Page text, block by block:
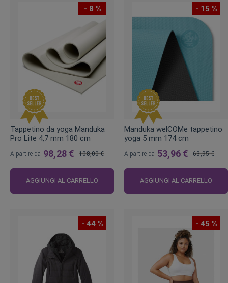
- 8 %
Tappetino da yoga Manduka
Pro Lite 4,7 mm 180 cm
A partire da 98,28 €
regolare
108,00 €
AGGIUNGI AL CARRELLO
- 15 %
Manduka welCOMe tappetino
yoga 5 mm 174 cm
A partire da 53,96 €
regolare
63,95 €
AGGIUNGI AL CARRELLO
- 44 % - 45 %